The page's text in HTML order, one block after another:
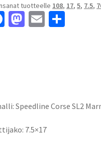
tuotteelle 108, 17,5, 7.5,
Fa
k
M E
Speedline Corse SL2
7.5×17